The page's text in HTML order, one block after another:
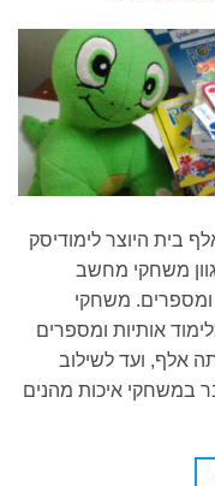
בית היוצר לימודיסק
משחקי מחשב
ומספרים. משחקי
אותיות ומספרים
אלף, ועד לשילוב
במשחקי איכות מהנים